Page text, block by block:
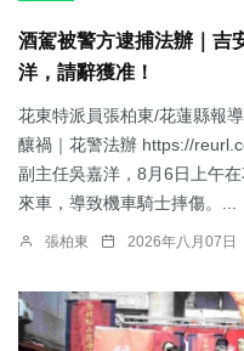
酒駕被警方逮捕法辦｜吉
洋，請辭獲准！
花東特派員張柏東/花蓮縣報
釀禍｜花警法辦 https://
副主任吳嘉洋，8月6日上午
來車，導致機車騎士摔傷。...
張柏東 2026年八月07日